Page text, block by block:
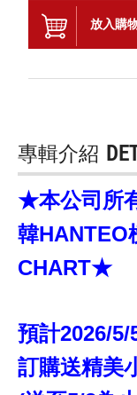
放入購
專輯介紹
★本公司所
韓HANTEO
CHART★
預計2026/5/
訂購送精美